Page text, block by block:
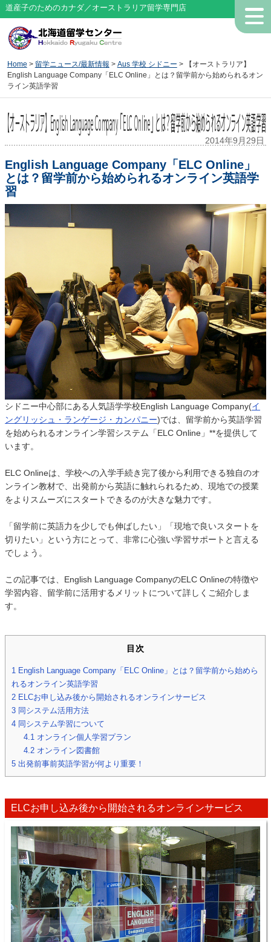
道産子のためのカナダ／オーストラリア留学専門店
Home > 留学ニュース/最新情報 > Aus 学校 シドニー > 【オーストラリア】
English Language Company「ELC Online」とは？留学前から始められるオン
ライン英語学習
【オーストラリア】English Language Company「ELC Online」とは？留学前から始められるオンライン英語学習
2014年9月29日
English Language Company「ELC Online」
とは？留学前から始められるオンライン英語学
習
シドニー中心部にある人気語学学校English Language Company(イ
ングリッシュ・ランゲージ・カンパニー)では、留学前から英語学習
を始められるオンライン学習システム「ELC Online」**を提供して
います。
ELC Onlineは、学校への入学手続き完了後から利用できる独自のオ
ンライン教材で、出発前から英語に触れられるため、現地での授業
をよりスムーズにスタートできるのが大きな魅力です。
「留学前に英語力を少しでも伸ばしたい」「現地で良いスタートを
切りたい」という方にとって、非常に心強い学習サポートと言える
でしょう。
この記事では、English Language CompanyのELC Onlineの特徴や
学習内容、留学前に活用するメリットについて詳しくご紹介しま
す。
目次
1 English Language Company「ELC Online」とは？留学前から始めら
れるオンライン英語学習
2 ELCお申し込み後から開始されるオンラインサービス
3 同システム活用方法
4 同システム学習について
4.1 オンライン個人学習プラン
4.2 オンライン図書館
5 出発前事前英語学習が何より重要！
ELCお申し込み後から開始されるオンラインサービス